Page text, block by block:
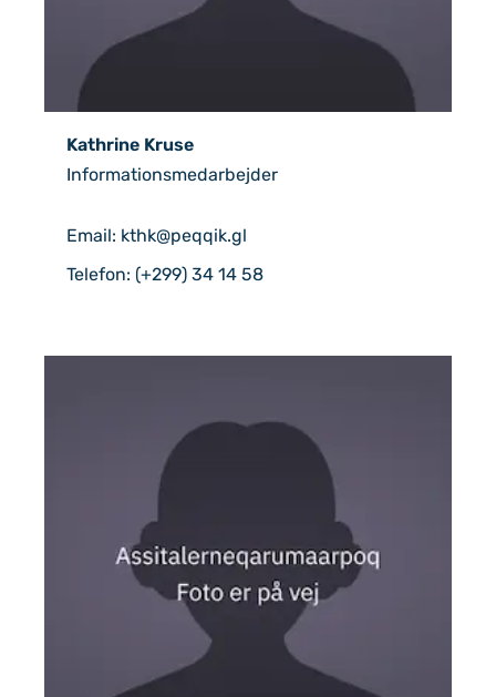
Kathrine Kruse
Informationsmedarbejder
Email: kthk@peqqik.gl
Telefon: (+299) 34 14 58